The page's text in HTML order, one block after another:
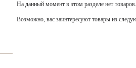
На данный момент в этом разделе нет
Возможно, вас заинтересуют товары из